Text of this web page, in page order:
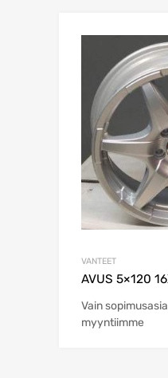
VANTEET
AVUS 5×120
Vain
myyntiimme